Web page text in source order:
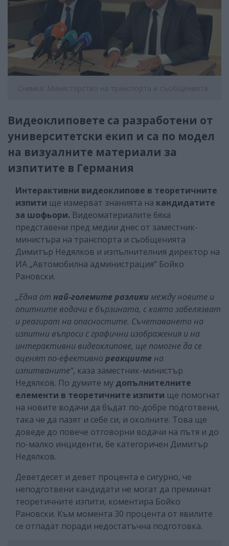
Снимка: Министерство на транспорта и съобщенията
Видеоклиповете са разработени от
университетски екип и са по модел
на визуалните материали за
изпитите в Германия
Интерактивни видеоклипове в теоретичните
изпити ще измерват знанията на кандидатите
за шофьори. Видеоматериалите бяха
представени пред медии днес от заместник-
министъра на транспорта и съобщенията
Димитър Недялков и изпълнителния директор на
ИА „Автомобилна администрация“ Бойко
Рановски.
„Eдна от най-големите разлики между новите и
опитните водачи е бързината, с която забелязват
и реагират на опасностите. Съчетаването на
изпитни въпроси с графични изображения и на
интерактивни видеоклипове, ще помогне да се
оценят по-ефективно реакциитена
изпитваните“, каза заместник-министър
Недялков. По думите му допълнителните
елементи в теоретичните изпити ще помогнат
на новите водачи да бъдат по-добре подготвени,
така че да пазят и себе си, и околните. Това ще
доведе до повече отговорни водачи на пътя и до
по-малко инциденти, бе категоричен Димитър
Недялков.
Деветдесет и девет процента е сигурно, че
неподготвени кандидати не могат да преминат
теоретичните изпити, коментира Бойко
Рановски. Към момента 30 процента от явилите
се отпадат поради недостатъчна подготовка.